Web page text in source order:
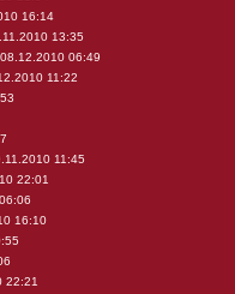
16:14
13:35
,08.12.2010 06:49
11:22
11:45
22:01
16:10
22:21